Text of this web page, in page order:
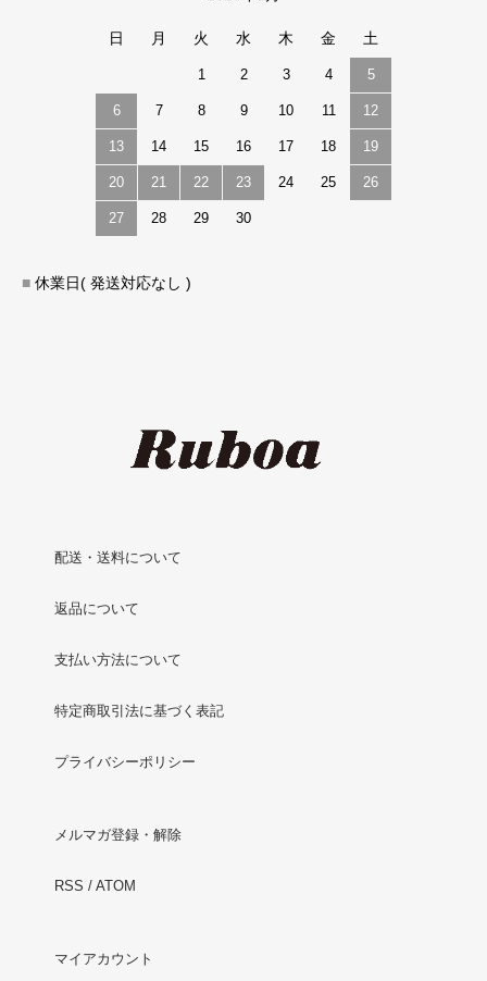
日 月 火 水 木 金 土
1 2 3 4 5
6 7 8 9 10 11 12
13 14 15 16 17 18 19
20 21 22 23 24 25 26
27 28 29 30
■ 休業日( 発送対応なし )
配送・送料について
返品について
支払い方法について
特定商取引法に基づく表記
プライバシーポリシー
メルマガ登録・解除
RSS / ATOM
マイアカウント